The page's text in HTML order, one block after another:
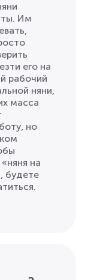
Им
его на
рабочий
няни,
масса
но
на
будете